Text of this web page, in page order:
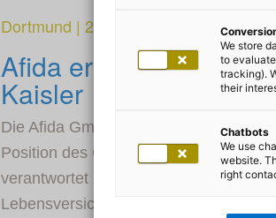
Dortmund | 2. Dezember 2025
Afida erweitert
Kaisler
Die Afida GmbH verstärkt ihre
Position des Chief Operating Officer
verantwortet künftig die
Lebensversicherer sowie die
We store
to
tracking).
their
Chatbots
We use
website.
right